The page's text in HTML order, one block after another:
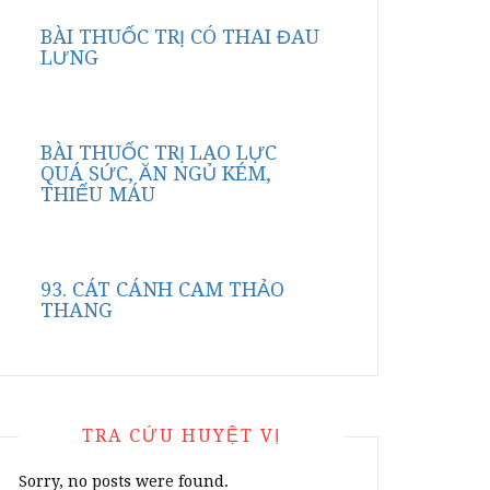
BÀI THUỐC TRỊ CÓ THAI ĐAU
LƯNG
BÀI THUỐC TRỊ LAO LỰC
QUÁ SỨC, ĂN NGỦ KÉM,
THIẾU MÁU
93. CÁT CÁNH CAM THẢO
THANG
TRA CỨU HUYỆT VỊ
Sorry, no posts were found.